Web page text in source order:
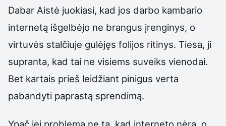
Dabar Aistė juokiasi, kad jos darbo kambario
internetą išgelbėjo ne brangus įrenginys, o
virtuvės stalčiuje gulėjęs folijos ritinys. Tiesa, ji
supranta, kad tai ne visiems suveiks vienodai.
Bet kartais prieš leidžiant pinigus verta
pabandyti paprastą sprendimą.